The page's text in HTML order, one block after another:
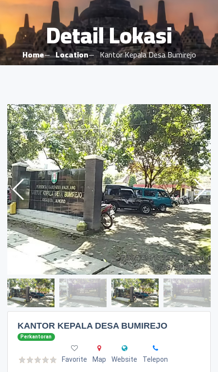
Detail Lokasi
Home Location Kantor Kepala Desa Bumirejo
KANTOR KEPALA DESA BUMIREJO
Perkantoran
Favorite Map Website Telepon